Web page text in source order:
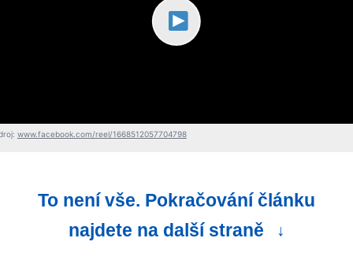
www.facebook.com/reel/1668512057704798
To není vše. Pokračování článku
najdete na další straně
↓